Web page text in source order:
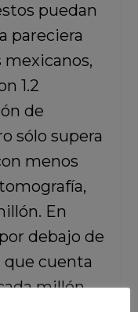
puedan
pareciera
1.2
de
sólo supera
menos
En
debajo de
que cuenta
millón